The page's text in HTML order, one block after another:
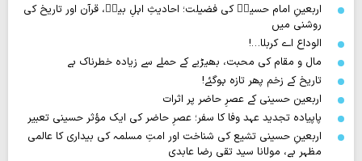
اربعینِ امام حسینؑ کی فضیلت؛ احادیثِ اہلِ بیتؑ، قرآن اور تاریخ کی
روشنی میں
الوداع اے کربلا…!
مال و مقام کی محبت، بھیڑیے کے حملے سے زیادہ خطرناک ہے
تاریخ کے زخم پھر تازہ ہوگئے!
اربعین حسینی کے عصرِ حاضر پر اثرات
پاپیادہ تجدید عہد وفا کا سفر؛ عصرِ حاضر کی ایک مؤثر حسینی تعبیر
اربعینِ حسینی تشیع کی شناخت اور امتِ مسلمہ کی بیداری کا عالمی
مظہر ہے، مولانا سید تقی رضا عابدی